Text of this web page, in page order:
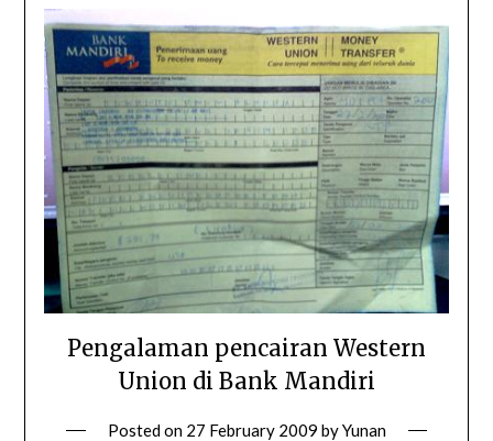
Pengalaman pencairan Western
Union di Bank Mandiri
Posted on 27 February 2009 byYunan